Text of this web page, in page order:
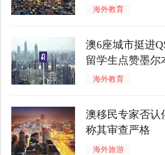
海外教育
澳6座城市挺进
留学生点赞墨尔
海外教育
澳移民专家否认
称其审查严格
海外旅游